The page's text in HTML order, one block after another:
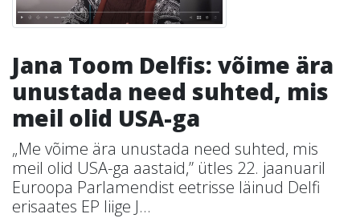
Jana Toom Delfis: võime ära
unustada need suhted, mis
meil olid USA-ga
„Me võime ära unustada need suhted, mis
meil olid USA-ga aastaid,” ütles 22. jaanuaril
Euroopa Parlamendist eetrisse läinud Delfi
erisaates EP liige J...